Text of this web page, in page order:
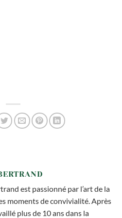
est passionné par l’art de la
moments de convivialité. Après
plus de 10 ans dans la